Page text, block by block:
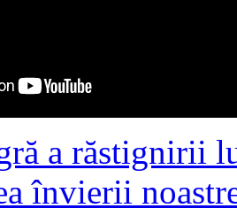
a răstignirii
învierii